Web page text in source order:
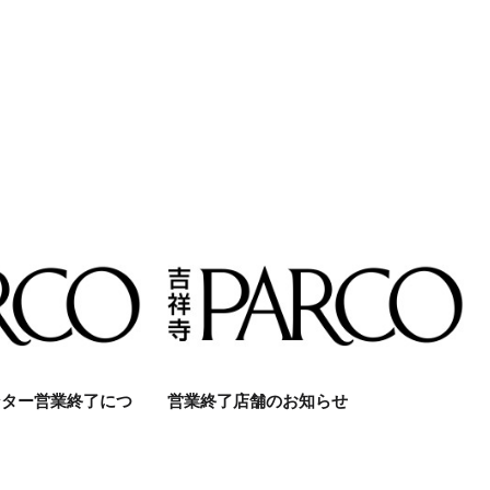
ー営業終了につ 営業終了店舗のお知らせ